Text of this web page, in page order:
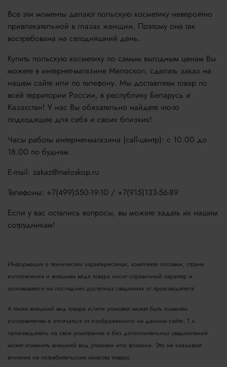
Все эти моменты делают польскую косметику невероятно
привлекательной в глазах женщин. Поэтому она так
востребована на сегодняшний день.
Купить польскую косметику по самым выгодным ценам Вы
можете в интернет-магазине Мелоскоп, сделать заказ на
нашем сайте или по телефону. Мы доставляем товар по
всей территории России, в республику Беларусь и
Казахстан! У нас Вы обязательно найдете что-то
подходящее для себя и своих близких!
Часы работы интернет-магазина (call-центр): с 10.00 до
18.00 по будням
E-mail: zakaz@meloskop.ru
Телефоны: +7(499)550-19-10 / +7(915)133-56-89
Если у вас остались вопросы, вы можете задать их нашим
сотрудникам!
Информация о технических характеристиках, комплекте поставки, стране
изготовления и внешнем виде товара носит справочный характер и
основывается на последних доступных сведениях от производителя
А также внешний вид товара и/или упаковки может быть изменён
изготовителем и отличаться от изображенного на данном сайте. Т.к.
производитель на свое усмотрение и без дополнительных уведомлений
может изменить внешний вид упаковки или флакона. Это не оказывает
влияния на потребительские качества товара.